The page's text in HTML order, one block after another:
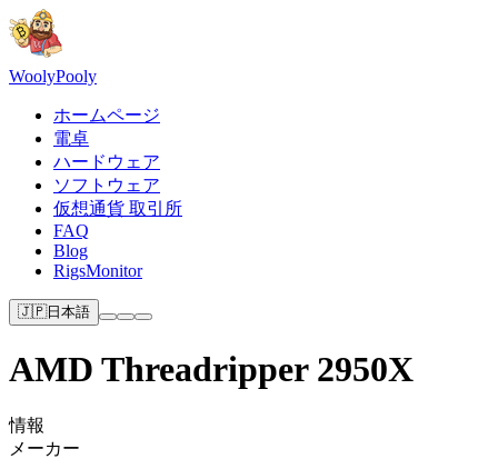
WoolyPooly
ホームページ
電卓
ハードウェア
ソフトウェア
仮想通貨 取引所
FAQ
Blog
RigsMonitor
🇯🇵日本語
AMD Threadripper 2950X
情報
メーカー